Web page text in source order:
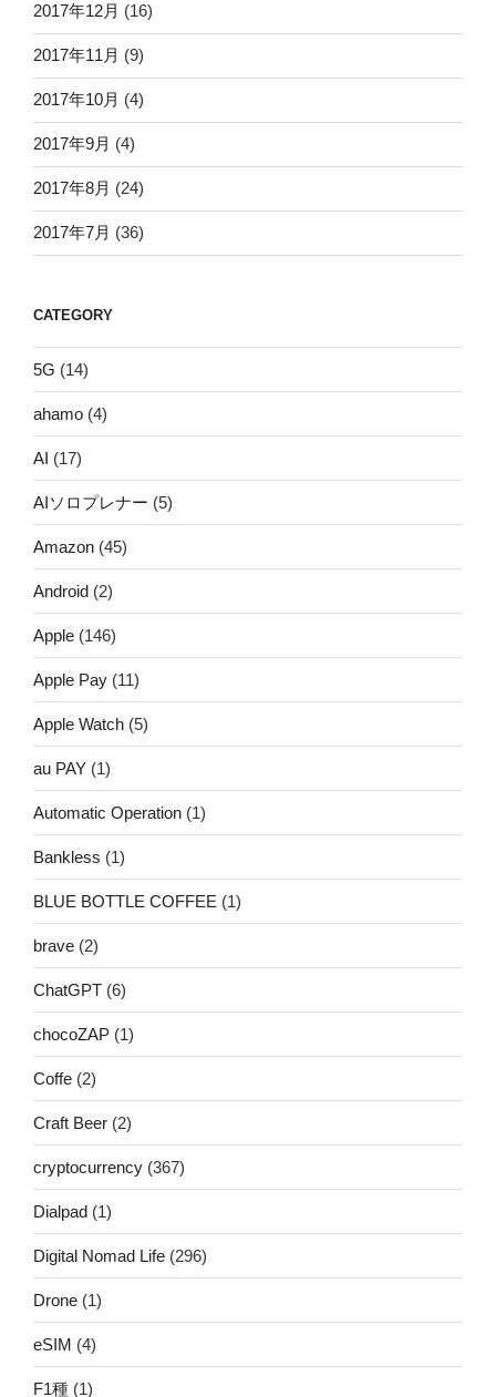
2017年12月 (16)
2017年11月 (9)
2017年10月 (4)
2017年9月 (4)
2017年8月 (24)
2017年7月 (36)
CATEGORY
5G (14)
ahamo (4)
AI (17)
AIソロプレナー (5)
Amazon (45)
Android (2)
Apple (146)
Apple Pay (11)
Apple Watch (5)
au PAY (1)
Automatic Operation (1)
Bankless (1)
BLUE BOTTLE COFFEE (1)
brave (2)
ChatGPT (6)
chocoZAP (1)
Coffe (2)
Craft Beer (2)
cryptocurrency (367)
Dialpad (1)
Digital Nomad Life (296)
Drone (1)
eSIM (4)
F1種 (1)